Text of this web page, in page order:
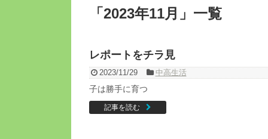
「 2023年11月 」 一覧
レポートをチラ見
2023/11/29 中高生活
子は勝手に育つ
記事を読む